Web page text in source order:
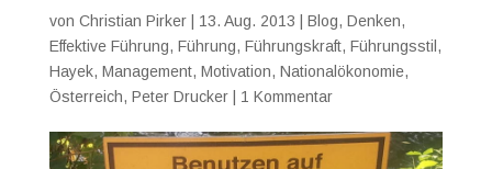
von Christian Pirker| 13. Aug. 2013 Blog, Denken,
Effektive Führung, Führung, Führungskraft, Führungsstil ,
Hayek, Management, Motivation, Nationalökonomie,
Österreich, Peter Drucker| 1 Kommentar